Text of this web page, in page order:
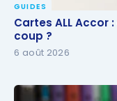
Cartes ALL Accor
GUIDES
Cartes ALL Accor
coup ?
6 août 2026